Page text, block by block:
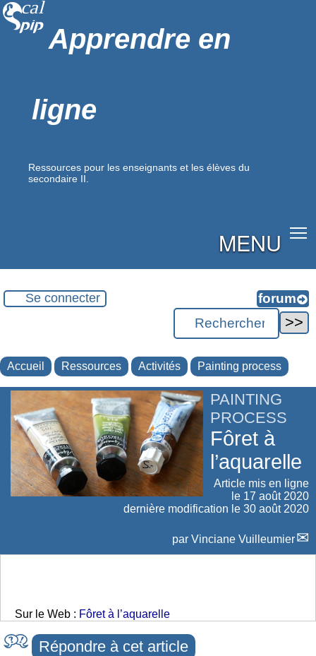
Apprendre en
ligne
Ressources pour les enseignants et les élèves du
secondaire II.
MENU
Se connecter
Accueil Ressources Activités Painting process
PAINTING
PROCESS
Fôret à
l’aquarelle
Article mis en ligne
le 17 août 2020
dernière modification le 30 août 2020
par Vinciane Vuilleumier
Sur le Web : Fôret à l’aquarelle
Répondre à cet article